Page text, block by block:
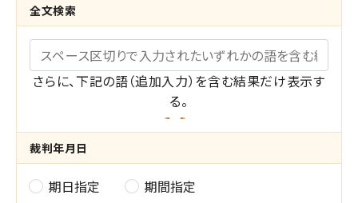
全文検索
キーワード
さらに、下記の語（追加入力）を含む結果だけ表示す
る。
共
通
裁判年月日
裁 期日指定 期間指定